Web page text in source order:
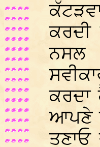
ਕਰਦੀ
ਨਸਲ
ਕਰਦਾ
ਆਪਣੇ
ਤਣਾਓ